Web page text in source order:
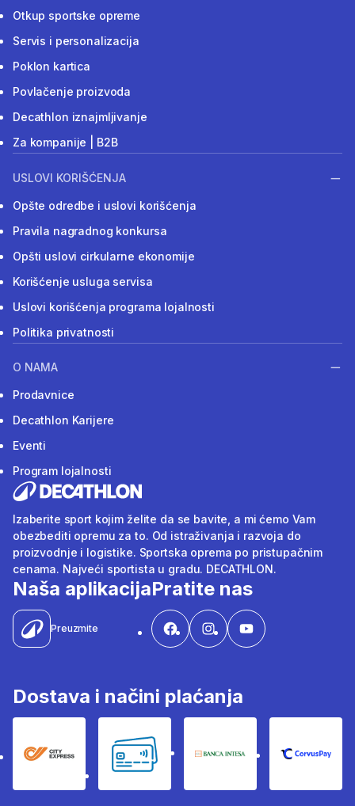
Otkup sportske opreme
Servis i personalizacija
Poklon kartica
Povlačenje proizvoda
Decathlon iznajmljivanje
Za kompanije | B2B
USLOVI KORIŠĆENJA
Opšte odredbe i uslovi korišćenja
Pravila nagradnog konkursa
Opšti uslovi cirkularne ekonomije
Korišćenje usluga servisa
Uslovi korišćenja programa lojalnosti
Politika privatnosti
O NAMA
Prodavnice
Decathlon Karijere
Eventi
Program lojalnosti
Izaberite sport kojim želite da se bavite, a mi ćemo Vam
obezbediti opremu za to. Od istraživanja i razvoja do
proizvodnje i logistike. Sportska oprema po pristupačnim
cenama. Najveći sportista u gradu. DECATHLON.
Naša aplikacija
Preuzmite
Pratite nas
Dostava i načini plaćanja
City Express Bankovne karticeBanka Intesa